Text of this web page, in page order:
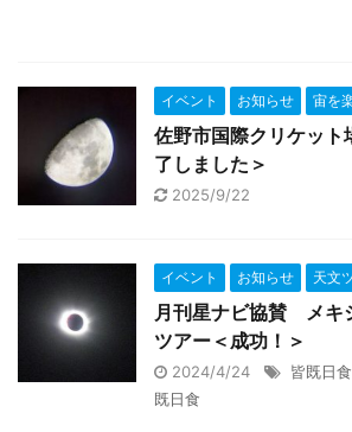
イベント お知らせ 宙を
佐野市国際クリケット
了しました＞
2025/9/22
イベント お知らせ 天文
月刊星ナビ協賛 メキ
ツアー＜成功！＞
2024/4/24
皆既日
既日食